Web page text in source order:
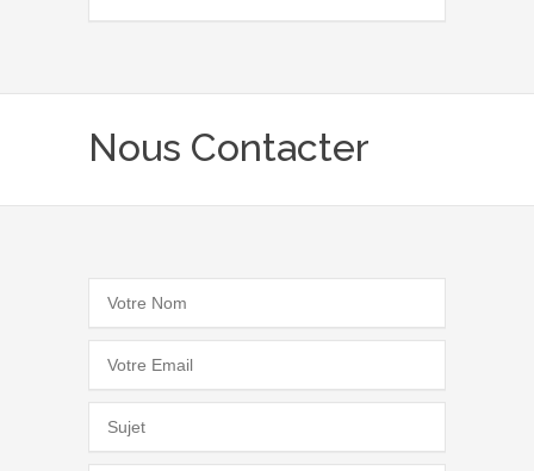
Nous Contacter